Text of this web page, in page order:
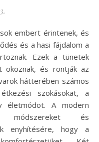
és a hasi fájdalom a
Ezek a tünetek
okoznak, és rontják az
hátterében számos
szokásokat, a
életmódot. A modern
módszereket és
enyhítésére, hogy a